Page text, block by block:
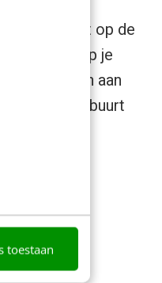
toestaan
je loopt op de
applicatie op je
denken aan
bij jou in de buurt
jouw maat
bij